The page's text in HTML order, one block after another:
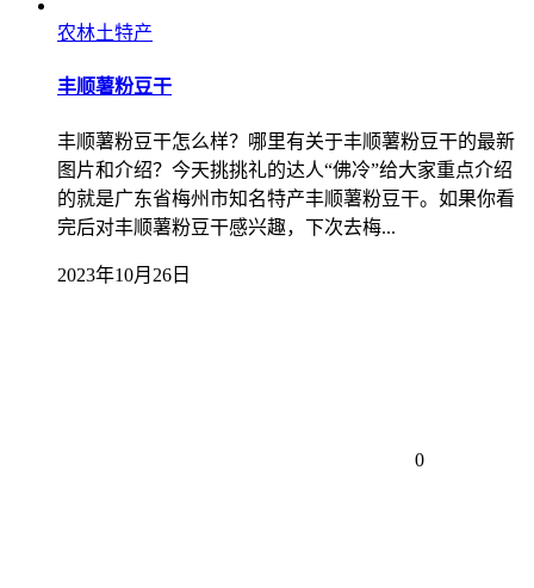
农林土特产
丰顺薯粉豆干
丰顺薯粉豆干怎么样？哪里有关于丰顺薯粉豆干的最新
图片和介绍？今天挑挑礼的达人“佛冷”给大家重点介绍
的就是广东省梅州市知名特产丰顺薯粉豆干。如果你看
完后对丰顺薯粉豆干感兴趣，下次去梅...
2023年10月26日
0